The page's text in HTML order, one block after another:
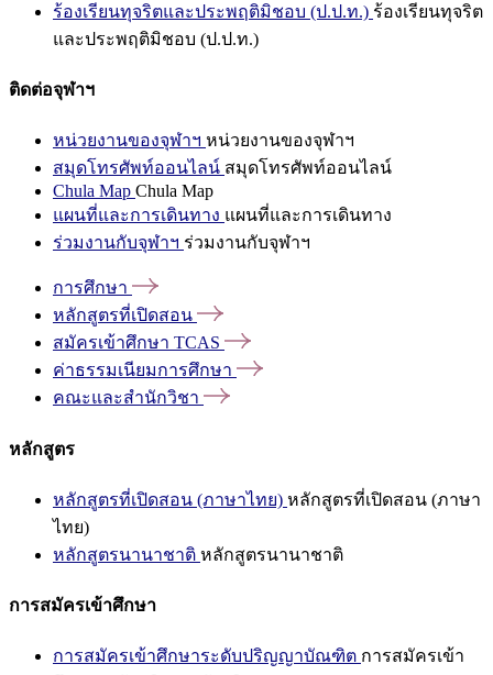
ร้องเรียนทุจริตและประพฤติมิชอบ (ป.ป.ท.) ร้องเรียนทุจริต
และประพฤติมิชอบ (ป.ป.ท.)
ติดต่อจุฬาฯ
หน่วยงานของจุฬาฯ หน่วยงานของจุฬาฯ
สมุดโทรศัพท์ออนไลน์ สมุดโทรศัพท์ออนไลน์
Chula Map Chula Map
แผนที่และการเดินทาง แผนที่และการเดินทาง
ร่วมงานกับจุฬาฯ ร่วมงานกับจุฬาฯ
การศึกษา
หลักสูตรที่เปิดสอน
สมัครเข้าศึกษา TCAS
ค่าธรรมเนียมการศึกษา
คณะและสำนักวิชา
หลักสูตร
หลักสูตรที่เปิดสอน (ภาษาไทย) หลักสูตรที่เปิดสอน (ภาษา
ไทย)
หลักสูตรนานาชาติ หลักสูตรนานาชาติ
การสมัครเข้าศึกษา
การสมัครเข้าศึกษาระดับปริญญาบัณฑิต การสมัครเข้า